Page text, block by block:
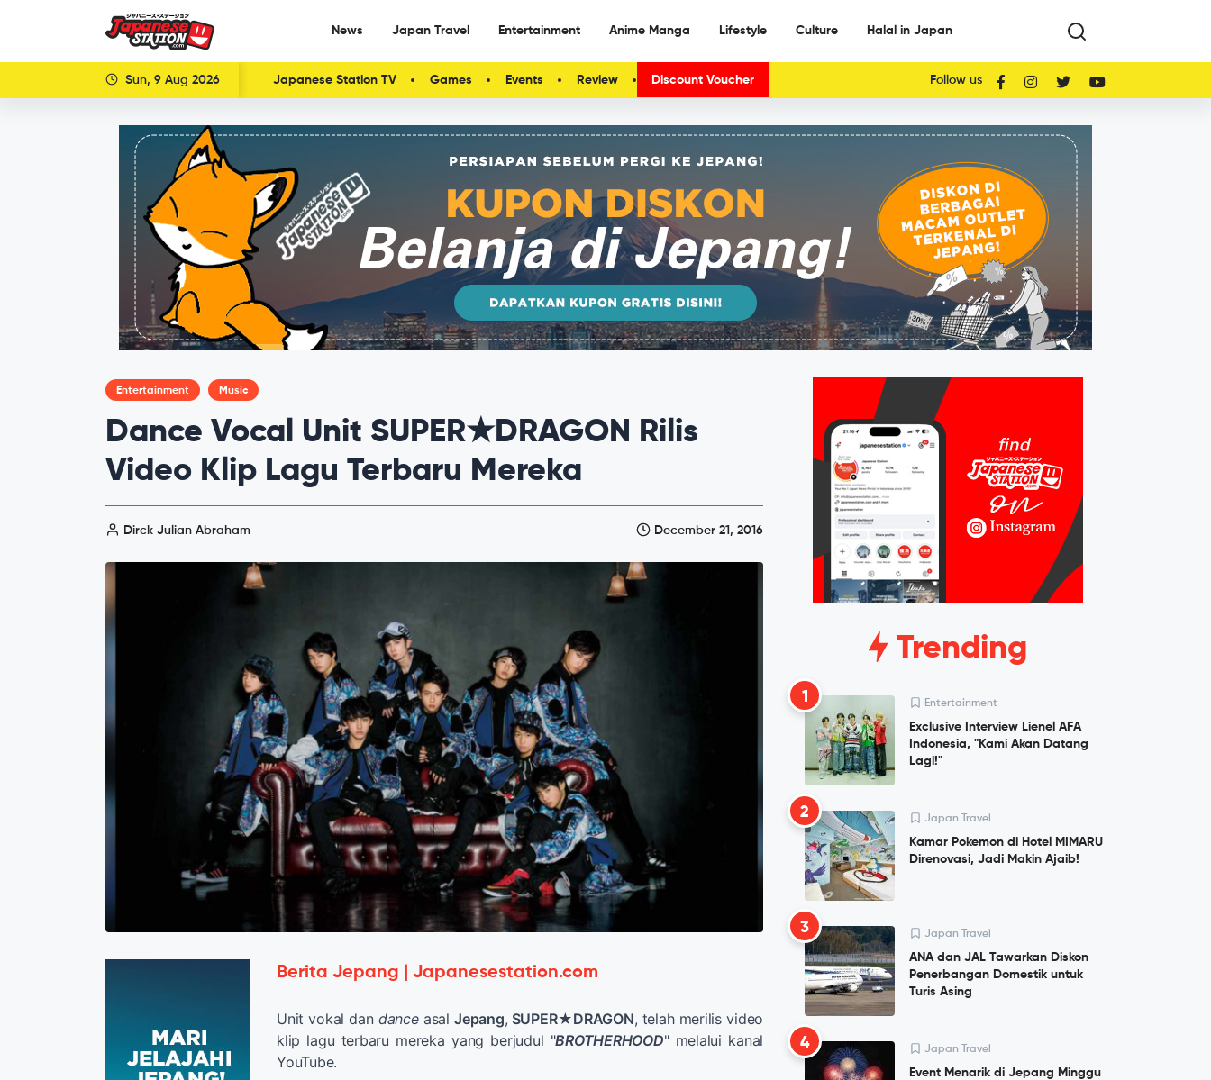
News Japan Travel Entertainment Anime Manga Lifestyle Culture Halal in Japan
Sun, 9 Aug 2026 Japanese Station TV Games Events Review Discount Voucher Follow us
Entertainment Music
Dance Vocal Unit SUPER★DRAGON Rilis
Video Klip Lagu Terbaru Mereka
Dirck Julian Abraham December 21, 2016
Berita Jepang | Japanesestation.com
Unit vokal dan danceasalJepang, SUPER★DRAGON, telah merilis video
klip lagu terbaru mereka yang berjudul "BROTHERHOOD" melalui kanal
YouTube.
Trending
1 Entertainment
Exclusive Interview Lienel AFA
Indonesia, "Kami Akan Datang
Lagi!"
2 Japan Travel
Kamar Pokemon di Hotel MIMARU
Direnovasi, Jadi Makin Ajaib!
3 Japan Travel
ANA dan JAL Tawarkan Diskon
Penerbangan Domestik untuk
Turis Asing
4 Japan Travel
Event Menarik di Jepang Minggu